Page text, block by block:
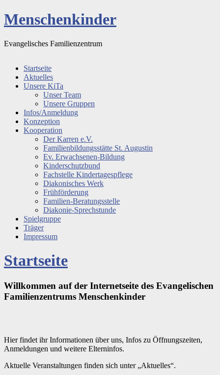
Menschenkinder
Evangelisches Familienzentrum
Startseite
Aktuelles
Unsere KiTa
Unser Team
Unsere Gruppen
Infos/Anmeldung
Konzeption
Kooperation
Der Karren e.V.
Familienbildungsstätte St. Augustin
Ev. Erwachsenen-Bildung
Kinderschutzbund
Fachstelle Kindertagespflege
Diakonisches Werk
Frühförderung
Familien-Beratungsstelle
Diakonie-Sprechstunde
Spielgruppe
Träger
Impressum
Startseite
Willkommen auf der Internetseite des Evangelischen
Familienzentrums Menschenkinder
Hier findet ihr Informationen über uns, Infos zu Öffnungszeiten,
Anmeldungen und weitere Elterninfos.
Aktuelle Veranstaltungen finden sich unter „Aktuelles“.